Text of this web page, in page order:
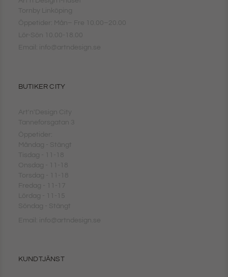
Tornby Linköping
Öppetider: Mån– Fre 10.00–20.00
Lör-Sön 10.00-18.00
Email: info@artndesign.se
BUTIKER CITY
Art'n'Design City
Tanneforsgatan 3
Öppetider:
Måndag - Stängt
Tisdag - 11-18
Onsdag - 11-18
Torsdag - 11-18
Fredag - 11-17
Lördag - 11-15
Söndag - Stängt
Email: info@artndesign.se
KUNDTJÄNST